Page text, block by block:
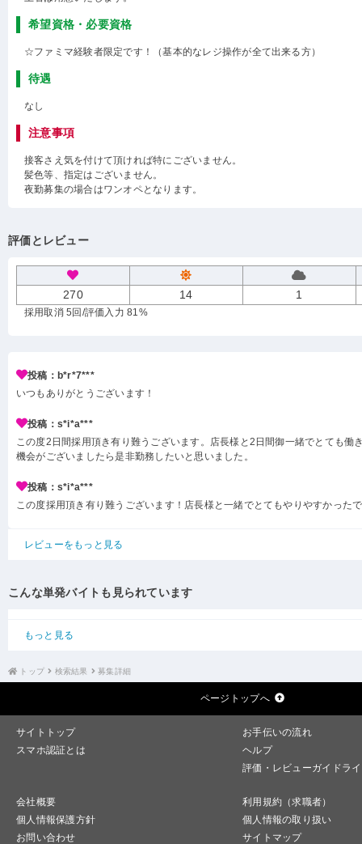
希望資格・必要資格
☆ファミマ経験者限定です！（基本的なレジ操作が全て出来る方）
待遇
なし
注意事項
接客さえ気を付けて頂ければ特にございません。
髪色等、指定はございません。
夜勤募集の場合はワンオペとなります。
評価とレビュー
270 14 1
採用取消 5回 /評価入力 81%
投稿：b*r*7***
いつもありがとうございます！
投稿：s*i*a***
この度2日間採用頂き有り難うございます。店長様と2日間御一緒でとても働
機会がございましたら是非勤務したいと思いました。
投稿：s*i*a***
この度採用頂き有り難うございます！店長様と一緒でとてもやりやすかった
レビューをもっと見る
こんな単発バイトも見られています
もっと見る
トップ 検索結果 募集詳細
ページトップへ
サイトトップ
お手伝いの流れ
スマホ認証とは
ヘルプ
評価・レビューガイドラ
会社概要
利用規約（求職者）
個人情報保護方針
個人情報の取り扱い
お問い合わせ
サイトマップ